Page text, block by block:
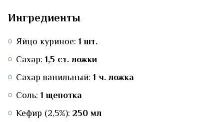
Ингредиенты
Яйцо куриное: 1 шт.
Сахар: 1,5 ст. ложки
Сахар ванильный: 1 ч. ложка
Соль: 1 щепотка
Кефир (2,5%): 250 мл